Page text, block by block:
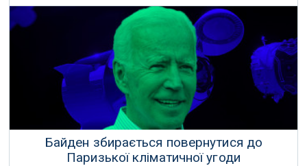
Чинний президент США Джо Байден попросив всіх американців
носити маски протягом наступних 100 днів.
Байден збирається повернутися до
Паризької кліматичної угоди